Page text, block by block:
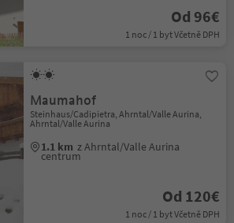
Od 96€
1 noc / 1 byt Včetně DPH
Maumahof
Steinhaus/Cadipietra, Ahrntal/Valle Aurina,
Ahrntal/Valle Aurina
1.1 km z Ahrntal/Valle Aurina
centrum
Od 120€
1 noc / 1 byt Včetně DPH